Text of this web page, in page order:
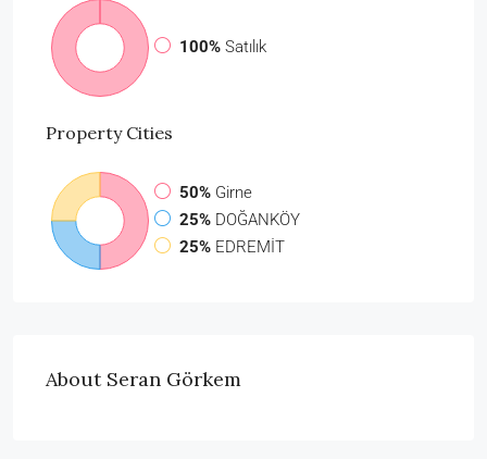
100% Satılık
PropertyCities
50% Girne
25% DOĞANKÖY
25% EDREMİT
About Seran Görkem